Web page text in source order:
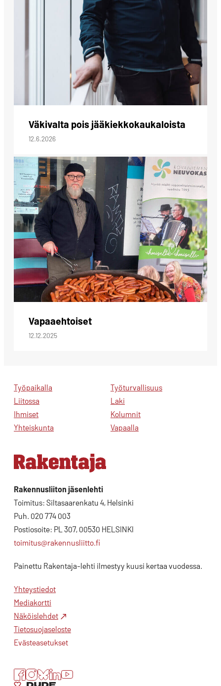
Väkivalta pois jääkiekkokaukaloista
12.6.2026
Vapaaehtoiset
12.12.2025
Työpaikalla
Liitossa
Ihmiset
Yhteiskunta
Työturvallisuus
Laki
Kolumnit
Vapaalla
Rakennusliiton jäsenlehti
Toimitus: Siltasaarenkatu 4, Helsinki
Puh. 020 774 003
Postiosoite: PL 307, 00530 HELSINKI
toimitus@rakennusliitto.fi
Painettu Rakentaja-lehti ilmestyy kuusi kertaa vuodessa.
Yhteystiedot
Mediakortti
Näköislehdet
Tietosuojaseloste
Evästeasetukset
Facebook
Instagram
BlueskyLinkedIn
YouTube